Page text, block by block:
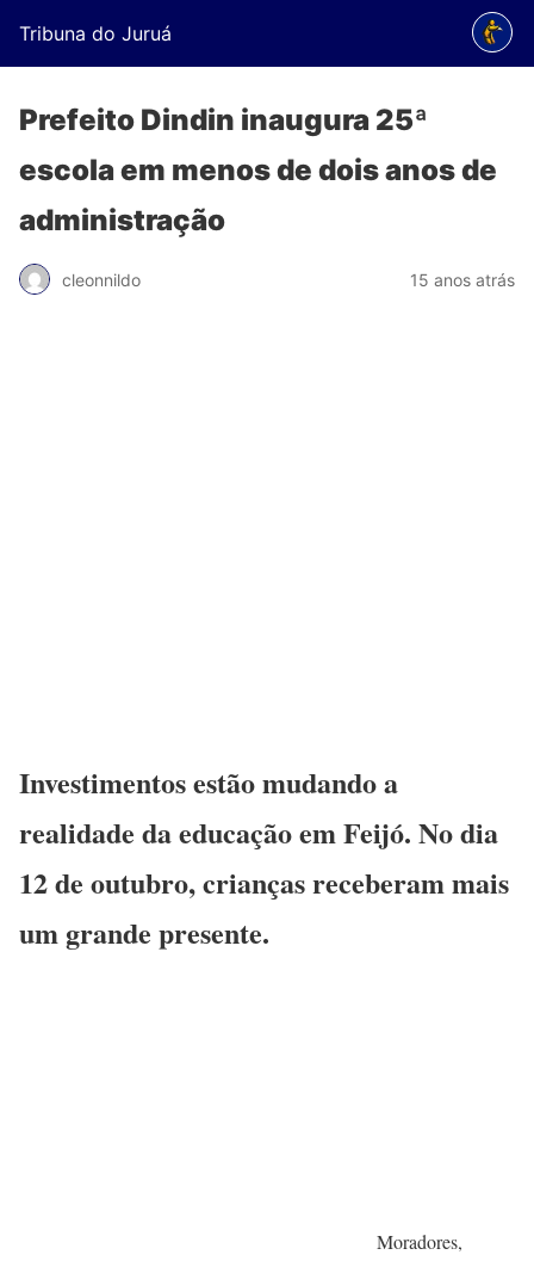
Tribuna do Juruá
Prefeito Dindin inaugura 25ª
escola em menos de dois anos de
administração
cleonnildo 15 anos atrás
Investimentos estão mudando a
realidade da educação em Feijó. No dia
12 de outubro, crianças receberam mais
um grande presente.
Moradores,